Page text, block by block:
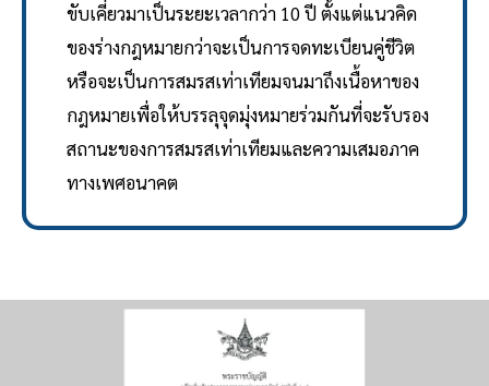
ขับเคี่ยวมาเป็นระยะเวลากว่า 10 ปี ตั้งแต่แนวคิด
ของร่างกฎหมายกว่าจะเป็นการจดทะเบียนคู่ชีวิต
หรือจะเป็นการสมรสเท่าเทียมจนมาถึงเนื้อหาของ
กฎหมายเพื่อให้บรรลุจุดมุ่งหมายร่วมกันที่จะรับรอง
สถานะของการสมรสเท่าเทียมและความเสมอภาค
ทางเพศอนาคต